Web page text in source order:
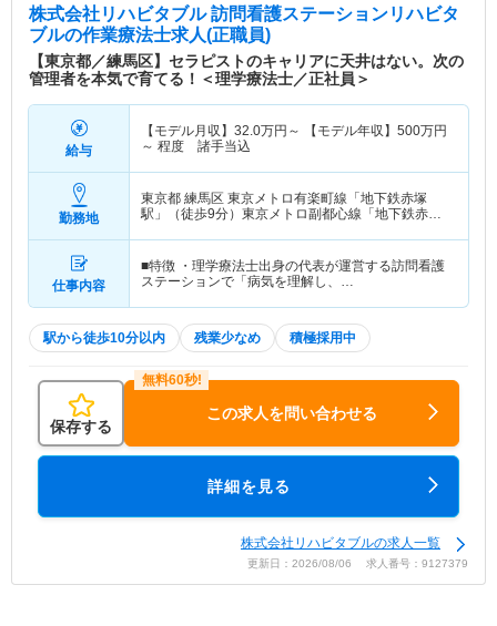
株式会社リハビタブル 訪問看護ステーションリハビタ
ブルの作業療法士求人(正職員)
【東京都／練馬区】セラピストのキャリアに天井はない。次の
管理者を本気で育てる！＜理学療法士／正社員＞
給与
【モデル月収】 32.0万円～ 【モデル年収】 500万円
～ 程度 諸手当込
勤務地
東京都 練馬区 東京メトロ有楽町線「地下鉄赤塚
駅」（徒歩9分）東京メトロ副都心線「地下鉄赤塚
仕事内容
■特徴 ・理学療法士出身の代表が運営する訪問看護
ステーションで「病気を理解し、…
駅から徒歩10分以内 残業少なめ 積極採用中
保存する
この求人を問い合わせる
詳細を見る
株式会社リハビタブルの求人一覧
更新日：2026/08/06 求人番号：9127379